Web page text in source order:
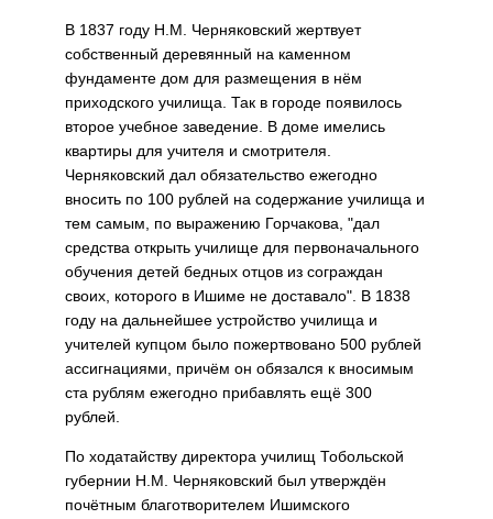
В 1837 году Н.М. Черняковский жертвует
собственный деревянный на каменном
фундаменте дом для размещения в нём
приходского училища. Так в городе появилось
второе учебное заведение. В доме имелись
квартиры для учителя и смотрителя.
Черняковский дал обязательство ежегодно
вносить по 100 рублей на содержание учи­лища и
тем самым, по выражению Горчакова, "дал
средства открыть училище для первоначального
обучения детей бедных отцов из сограждан
своих, которого в Иши­ме не доставало". В 1838
году на дальнейшее устройство училища и
учителей купцом было пожерт­вовано 500 рублей
ассигнациями, причём он обязался к вносимым
ста рублям ежегодно прибавлять ещё 300
рублей.
По ходатайству директора училищ Тобольской
губернии Н.М. Черняковский был утверж­дён
почётным благотворителем Ишимского